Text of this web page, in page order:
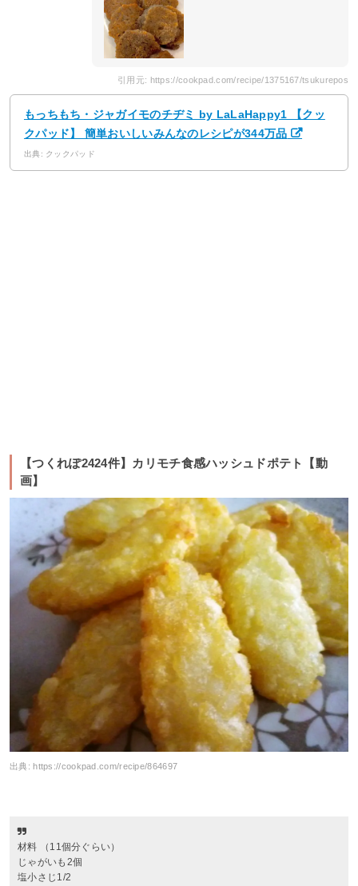
引用元: https://cookpad.com/recipe/1375167/tsukurepos
もっちもち・ジャガイモのチヂミ by LaLaHappy1 【クッ
クパッド】 簡単おいしいみんなのレシピが344万品
出典: クックパッド
【つくれぽ2424件】カリモチ食感ハッシュドポテト【動
画】
出典:https://cookpad.com/recipe/864697
材料 （11個分ぐらい）
じゃがいも2個
塩小さじ1/2